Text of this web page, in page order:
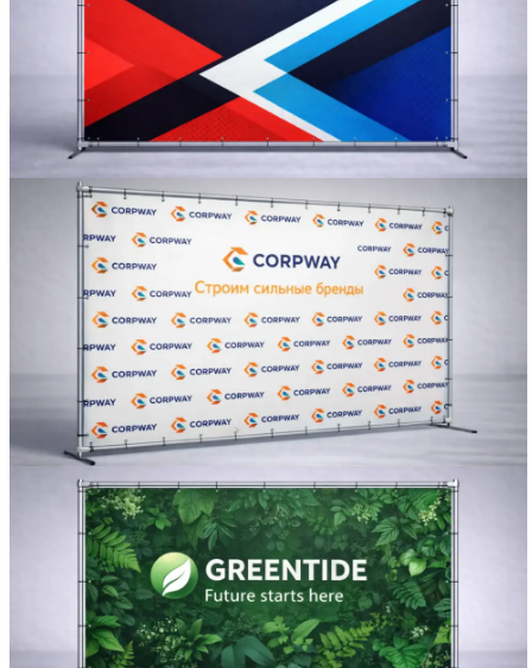
О компании
Написать директору
Арендодателям
Портфолио
Франшиза
Контакты